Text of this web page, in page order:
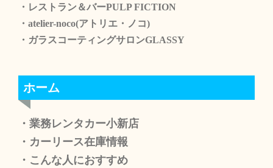
・レストラン＆バーPULP FICTION
・atelier-noco(アトリエ・ノコ)
・ガラスコーティングサロンGLASSY
ホーム
・業務レンタカー小新店
・カーリース在庫情報
・こんな人におすすめ